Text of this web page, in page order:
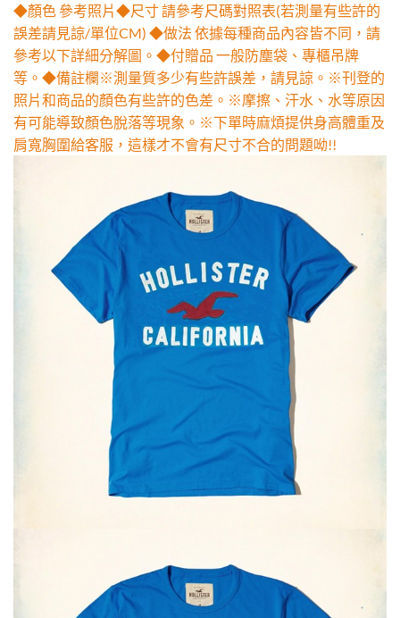
◆顏色 參考照片◆尺寸 請參考尺碼對照表(若測量有些許的
誤差請見諒/單位CM) ◆做法 依據每種商品內容皆不同，請
參考以下詳細分解圖。◆付贈品 一般防塵袋、專櫃吊牌
等。◆備註欄※測量質多少有些許誤差，請見諒。※刊登的
照片和商品的顏色有些許的色差。※摩擦、汗水、水等原因
有可能導致顏色脫落等現象。※下單時麻煩提供身高體重及
肩寬胸圍給客服，這樣才不會有尺寸不合的問題呦!!